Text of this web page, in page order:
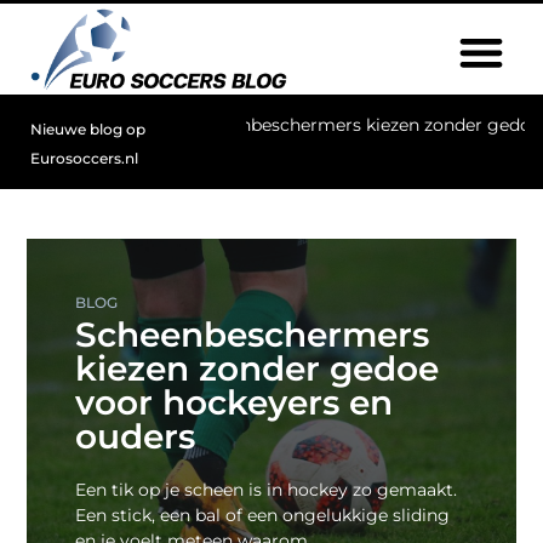
Nieuwe blog op
Eurosoccers.nl
kiezen zonder gedoe voor hockeyers en
BLOG
Scheenbeschermers
kiezen zonder gedoe
voor hockeyers en
ouders
Een tik op je scheen is in hockey zo gemaakt.
Een stick, een bal of een ongelukkige sliding